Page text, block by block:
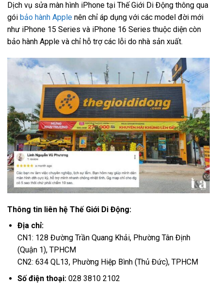
Dịch vụ sửa màn hình iPhone tại Thế Giới Di Động thông qua
gói bảo hành Apple nên chỉ áp dụng với các model đời mới
như iPhone 15 Series và iPhone 16 Series thuộc diện còn
bảo hành Apple và chỉ hỗ trợ các lỗi do nhà sản xuất.
Thông tin liên hệ Thế Giới Di Động:
Địa chỉ:
CN1: 128 Đường Trần Quang Khải, Phường Tân Định
(Quận 1), TPHCM
CN2: 634 QL13, Phường Hiệp Bình (Thủ Đức), TPHCM
Số điện thoại:028 3810 2102